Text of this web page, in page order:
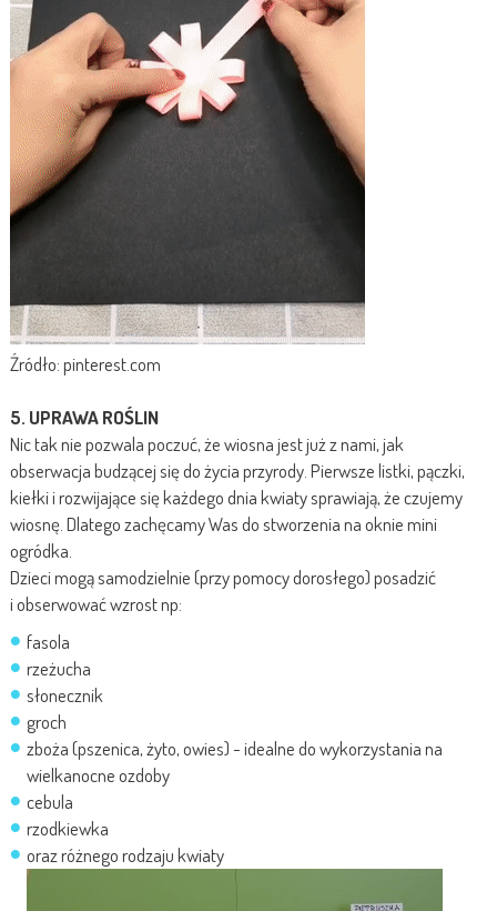
Źródło: pinterest.com
5. UPRAWA ROŚLIN
Nic tak nie pozwala poczuć, że wiosna jest już z nami, jak
obserwacja budzącej się do życia przyrody. Pierwsze listki, pączki,
kiełki i rozwijające się każdego dnia kwiaty sprawiają, że czujemy
wiosnę. Dlatego zachęcamy Was do stworzenia na oknie mini
ogródka.
Dzieci mogą samodzielnie (przy pomocy dorosłego) posadzić
i obserwować wzrost np:
fasola
rzeżucha
słonecznik
groch
zboża (pszenica, żyto, owies) - idealne do wykorzystania na
wielkanocne ozdoby
cebula
rzodkiewka
oraz różnego rodzaju kwiaty